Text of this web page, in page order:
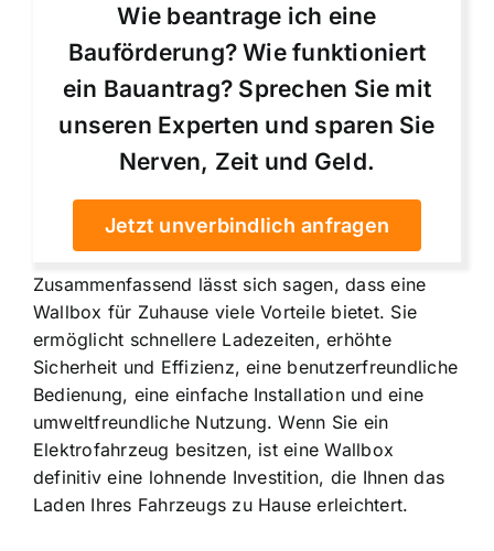
Wie beantrage ich eine
Bauförderung? Wie funktioniert
ein Bauantrag? Sprechen Sie mit
unseren Experten und sparen Sie
Nerven, Zeit und Geld.
Jetzt unverbindlich anfragen
Zusammenfassend lässt sich sagen, dass eine
Wallbox für Zuhause viele Vorteile bietet. Sie
ermöglicht schnellere Ladezeiten, erhöhte
Sicherheit und Effizienz, eine benutzerfreundliche
Bedienung, eine einfache Installation und eine
umweltfreundliche Nutzung. Wenn Sie ein
Elektrofahrzeug besitzen, ist eine Wallbox
definitiv eine lohnende Investition, die Ihnen das
Laden Ihres Fahrzeugs zu Hause erleichtert.